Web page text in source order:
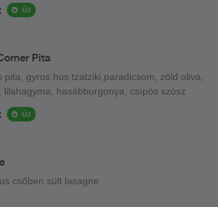
ÚJ
Pita
pita, gyros hús,tzatziki,paradicsom, zöld oliva,
lilahagyma, hasábburgonya, csípös szósz
ÚJ
csőben sült lasagne